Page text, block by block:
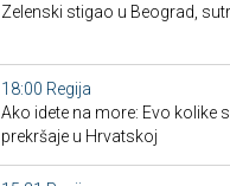
Zelenski stigao u Beograd,
18:00 Regija
Ako idete na more: Evo kolike
prekršaje u Hrvatskoj